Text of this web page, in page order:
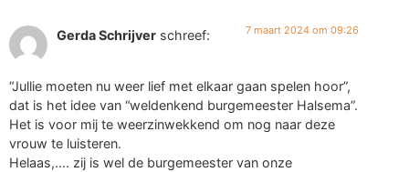
Gerda Schrijver schreef: 7 maart 2024 om 09:26
“Jullie moeten nu weer lief met elkaar gaan spelen hoor”,
dat is het idee van “weldenkend burgemeester Halsema”.
Het is voor mij te weerzinwekkend om nog naar deze
vrouw te luisteren.
Helaas,…. zij is wel de burgemeester van onze